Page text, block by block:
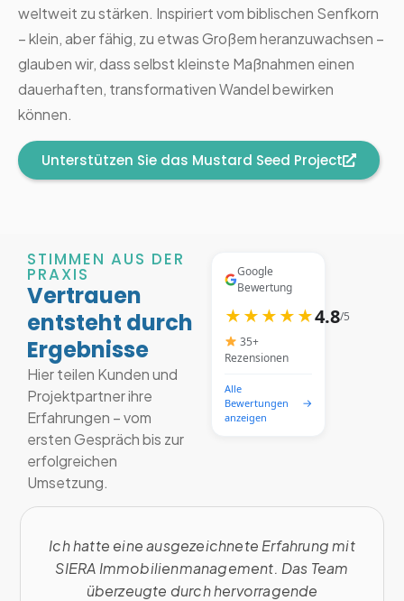
weltweit zu stärken. Inspiriert vom biblischen Senfkorn
– klein, aber fähig, zu etwas Großem heranzuwachsen –
glauben wir, dass selbst kleinste Maßnahmen einen
dauerhaften, transformativen Wandel bewirken
können.
Unterstützen Sie das Mustard Seed Project
STIMMEN AUS DER
PRAXIS
Vertrauen
entsteht durch
Ergebnisse
Hier teilen Kunden und
Projektpartner ihre
Erfahrungen – vom
ersten Gespräch bis zur
erfolgreichen
Umsetzung.
Google
Bewertung
★★★★★4.8/5
35+
Rezensionen
Alle
Bewertungen
anzeigen
→
Ich hatte eine ausgezeichnete Erfahrung mit
SIERA Immobilienmanagement. Das Team
überzeugte durch hervorragende